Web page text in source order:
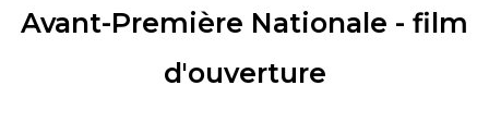
Avant-Première Nationale - film
d'ouverture